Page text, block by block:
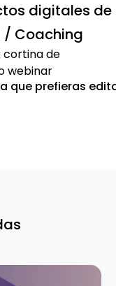
digitales de
/ Coaching
cortina de
webinar
que prefieras